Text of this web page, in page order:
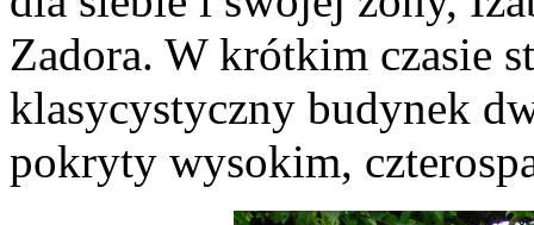
Zadora. W krótkim czasie
klasycystyczny budynek
pokryty wysokim,